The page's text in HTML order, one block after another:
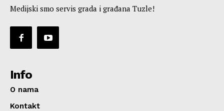
Medijski smo servis grada i građana Tuzle!
Info
O nama
Kontakt